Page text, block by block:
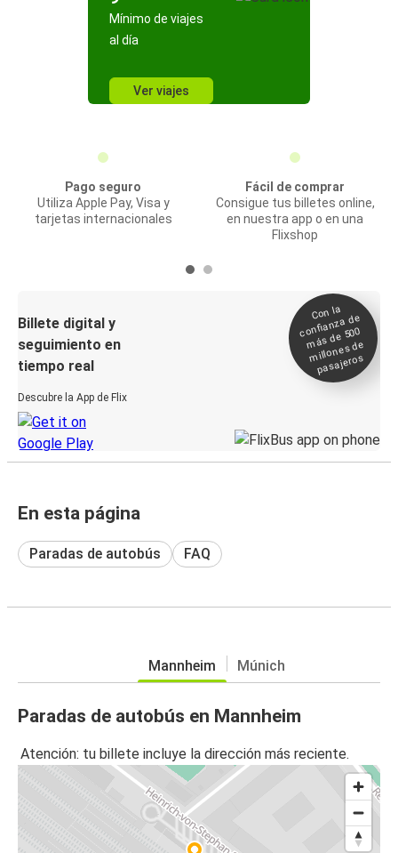
Mínimo de viajes
al día
Ver viajes
Pago seguro
Utiliza Apple Pay, Visa y
tarjetas internacionales
Fácil de comprar
Consigue tus billetes online,
en nuestra app o en una
Flixshop
Billete digital y
seguimiento en
tiempo real
Descubre la App de Flix
Con la
confianza de
más de 500
millones de
pasajeros
En esta página
Paradas de autobús FAQ
Mannheim Múnich
Paradas de autobús en Mannheim
Atención: tu billete incluye la dirección más reciente.